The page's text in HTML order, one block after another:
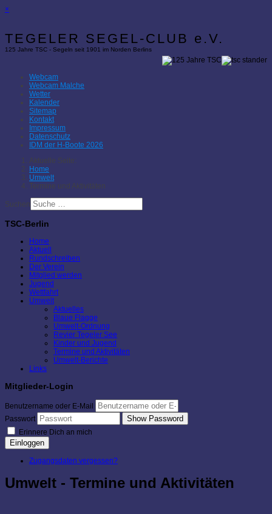
×
TEGELER SEGEL-CLUB e.V.
125 Jahre TSC - Segeln seit 1901 im Norden Berlins
Webcam
Webcam Malche
Wetter
Kalender
Sitemap
Kontakt
Impressum
Datenschutz
IDM der H-Boote 2026
Aktuelle Seite:
Home
Umwelt
Termine und Aktivitäten
Suchen
TSC-Berlin
Home
Aktuell
Rundschreiben
Der Verein
Mitglied werden
Jugend
Wettfahrt
Umwelt
Aktuelles
Blaue Flagge
Umwelt-Ordnung
Revier Tegeler See
Kinder und Jugend
Termine und Aktivitäten
Umwelt-Berichte
Links
Mitglieder-Login
Benutzername oder E-Mail
Passwort
Show Password
Erinnere Dich an mich
Einloggen
Zugangsdaten vergessen?
Umwelt - Termine und Aktivitäten